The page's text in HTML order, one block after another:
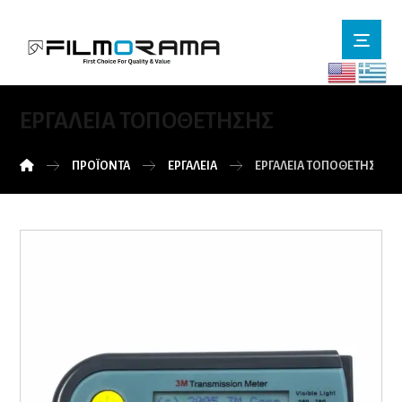
ΕΡΓΑΛΕΙΑ ΤΟΠΟΘΕΤΗΣΗΣ
ΠΡΟΪΌΝΤΑ ΕΡΓΑΛΕΙΑ ΕΡΓΑΛΕΙΑ ΤΟΠΟΘΕΤΗΣΗΣ